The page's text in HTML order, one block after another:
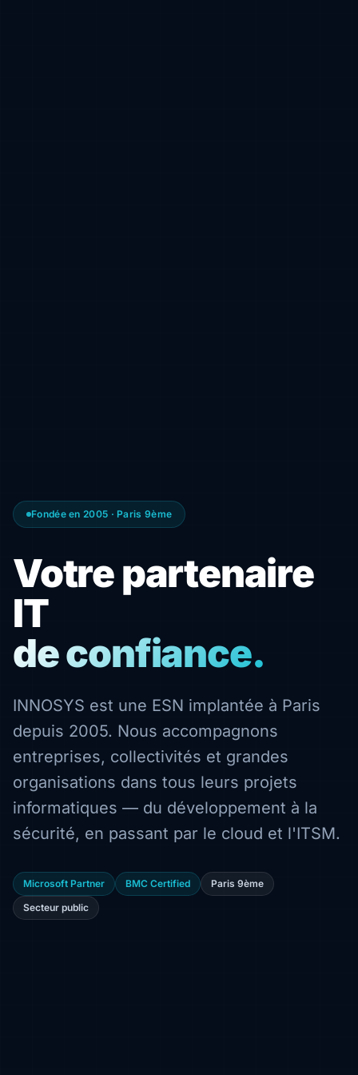
Fondée en 2005 · Paris 9ème
Votre partenaire
IT
de confiance.
INNOSYS est une ESN implantée à Paris
depuis 2005. Nous accompagnons
entreprises, collectivités et grandes
organisations dans tous leurs projets
informatiques — du développement à la
sécurité, en passant par le cloud et l'ITSM.
Microsoft Partner BMC Certified
Paris 9ème
Secteur public